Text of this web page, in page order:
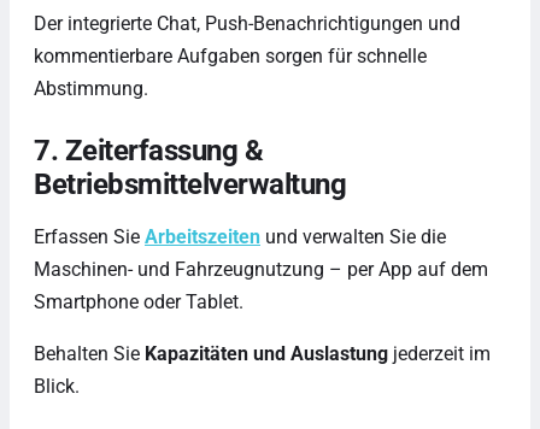
Der integrierte Chat, Push-Benachrichtigungen und
kommentierbare Aufgaben sorgen für schnelle
Abstimmung.
7. Zeiterfassung &
Betriebsmittelverwaltung
Erfassen Sie Arbeitszeiten und verwalten Sie die
Maschinen- und Fahrzeugnutzung – per App auf dem
Smartphone oder Tablet.
Behalten Sie Kapazitäten und Auslastung jederzeit im
Blick.